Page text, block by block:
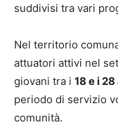
suddivisi tra vari
Nel territorio
attuatori attivi nel
giovani tra i 18 e i
periodo di servizio
comunità.